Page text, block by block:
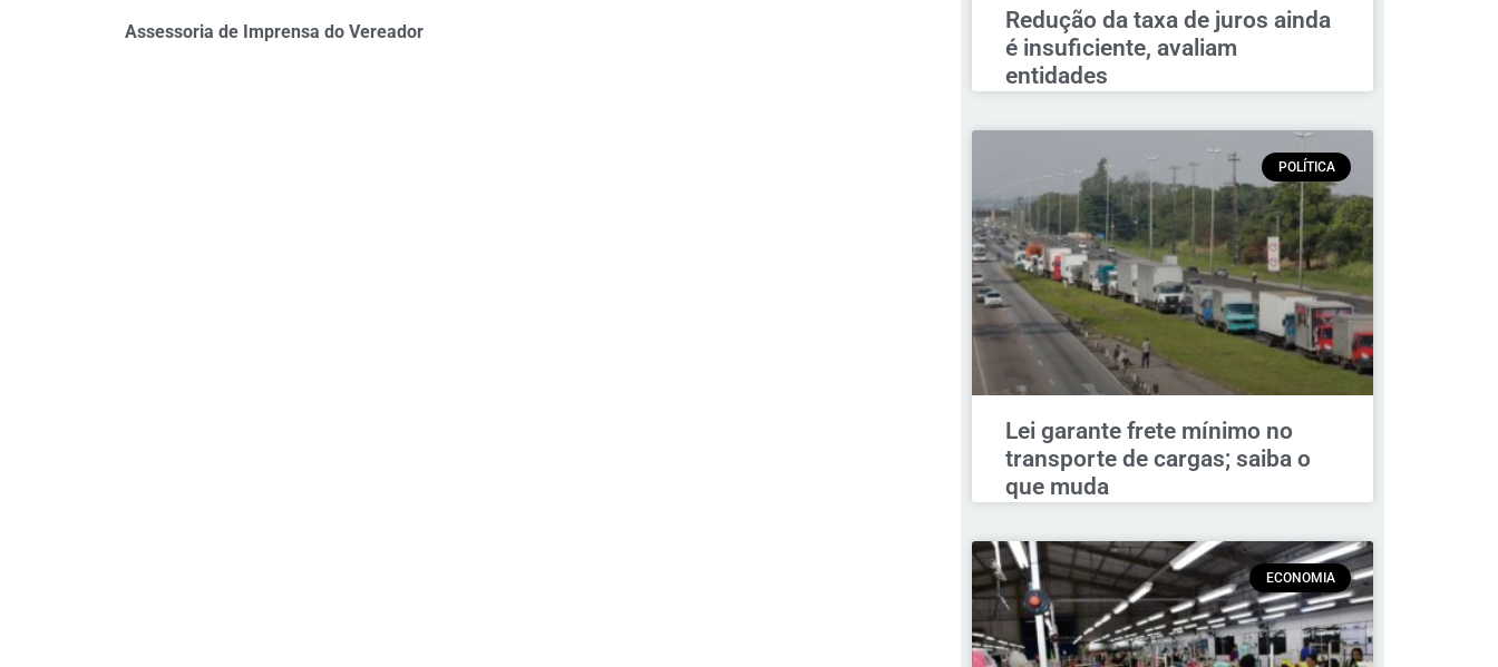
Assessoria de Imprensa do Vereador
Redução da taxa de juros ainda
é insuficiente, avaliam
entidades
POLÍTICA
Lei garante frete mínimo no
transporte de cargas; saiba o
que muda
ECONOMIA